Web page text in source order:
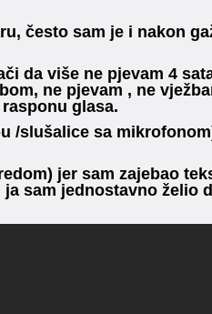
često sam je i nakon
da više ne pjevam 4
ne pjevam , ne
glasa.
/slušalice sa
jer sam zajebao
sam jednostavno želio